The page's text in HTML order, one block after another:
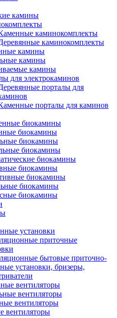
камины
каминокомплекты
каминокомплекты
камины
камины
камины
для электрокаминов
порталы для
порталы для каминов
биокамины
биокамины
биокамины
биокамины
биокамины
биокамины
биокамины
биокамины
биокамины
установки
приточные
бытовые приточно-
установки, бризеры,
вентиляторы
вентиляторы
вентиляторы
вентиляторы